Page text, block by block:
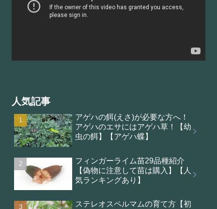
人気記事
アゲハの餌(えさ)が必要な方へ！
アゲハのエサにはアゲハ草！【幼
虫の餌】【アゲハ蝶】
フィンガーライム苗29品種紹介
【偽物に注意して苗は購入】【人
気ランキングあり】
ステレオスペルマムの育て方【初